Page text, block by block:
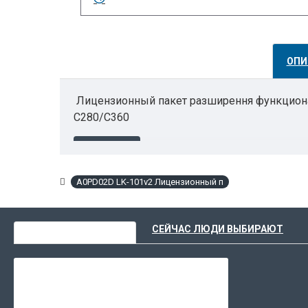
Лицензионный пакет разширення
C280/C360
A0PD02D LK-101v2 Лицензионный п
СЕЙЧАС ЛЮДИ ВЫБИРАЮТ